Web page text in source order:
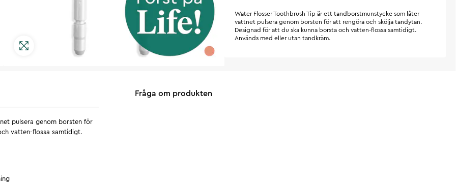
Water Flosser Toothbrush Tip är ett tandborstmunstycke som låter
vattnet pulsera genom borsten för att rengöra och skölja tandytan.
Designad för att du ska kunna borsta och vatten-flossa samtidigt.
Används med eller utan tandkräm.
pulsera genom borsten för
vatten-flossa samtidigt.
Fråga om produkten